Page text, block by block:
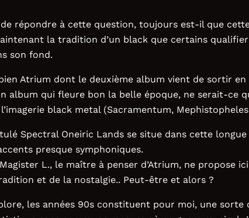
répondre à cette question, toujours est-il que
la tradition d’un black que certains
son fond.
Atrium dont le deuxième album vient de sortir
album qui fleure bon la belle époque, ne serait-ce
black metal (Sacramentum,
Spectral Oneiric Lands se situe dans cette
presque symphoniques.
L., le maître à penser d’Atrium, ne propose
et de la nostalgie.. Peut-être et alors ?
les années 90s constituent pour moi, une sorte